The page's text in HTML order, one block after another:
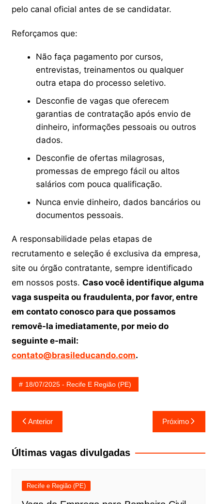
pelo canal oficial antes de se candidatar.
Reforçamos que:
Não faça pagamento por cursos,
entrevistas, treinamentos ou qualquer
outra etapa do processo seletivo.
Desconfie de vagas que oferecem
garantias de contratação após envio de
dinheiro, informações pessoais ou outros
dados.
Desconfie de ofertas milagrosas,
promessas de emprego fácil ou altos
salários com pouca qualificação.
Nunca envie dinheiro, dados bancários ou
documentos pessoais.
A responsabilidade pelas etapas de
recrutamento e seleção é exclusiva da empresa,
site ou órgão contratante, sempre identificado
em nossos posts. Caso você identifique alguma
vaga suspeita ou fraudulenta, por favor, entre
em contato conosco para que possamos
removê-la imediatamente, por meio do
seguinte e-mail:
contato@brasileducando.com.
18/07/2025 - Recife E Região (PE)
Navegação
de
Post
Anterior Próximo
Últimas vagas divulgadas
Recife e Região (PE)